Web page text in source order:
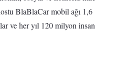
BlaBlaCar mobil ağı 1,6
ve her yıl 120 milyon insan